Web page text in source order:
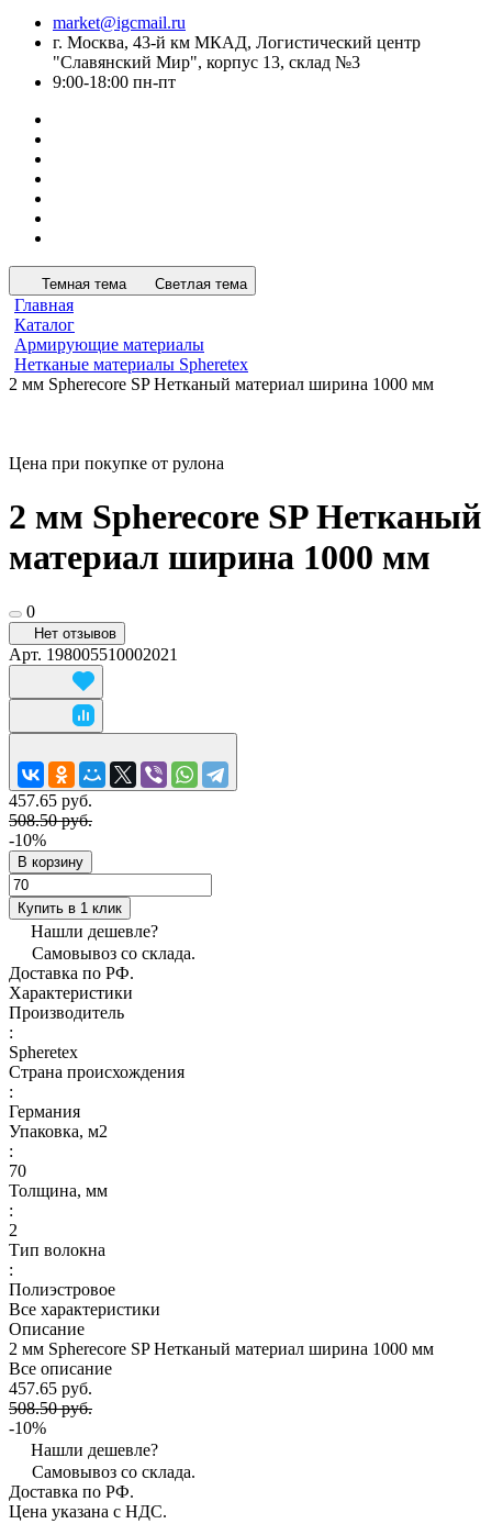
market@igcmail.ru
г. Москва, 43-й км МКАД, Логистический центр
"Славянский Мир", корпус 13, склад №3
9:00-18:00 пн-пт
Темная тема Светлая тема
Главная
Каталог
Армирующие материалы
Нетканые материалы Spheretex
2 мм Spherecore SP Нетканый материал ширина 1000 мм
Цена при покупке от рулона
2 мм Spherecore SP Нетканый
материал ширина 1000 мм
0
Нет отзывов
Арт. 198005510002021
457.65 руб.
508.50 руб.
-10%
В корзину
Купить в 1 клик
Нашли дешевле?
Самовывоз со склада.
Доставка по РФ.
Характеристики
Производитель
:
Spheretex
Страна происхождения
:
Германия
Упаковка, м2
:
70
Толщина, мм
:
2
Тип волокна
:
Полиэстровое
Все характеристики
Описание
2 мм Spherecore SP Нетканый материал ширина 1000 мм
Все описание
457.65 руб.
508.50 руб.
-10%
Нашли дешевле?
Самовывоз со склада.
Доставка по РФ.
Цена указана с НДС.